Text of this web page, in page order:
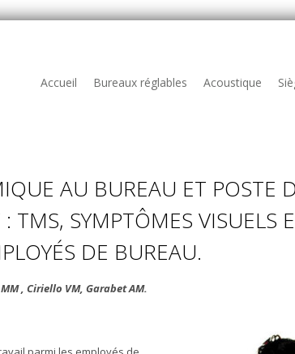
Accueil Bureaux réglables Acoustique
AU BUREAU ET POSTE
TMS, SYMPTÔMES VISUELS
DE BUREAU.
, Ciriello VM, Garabet AM.